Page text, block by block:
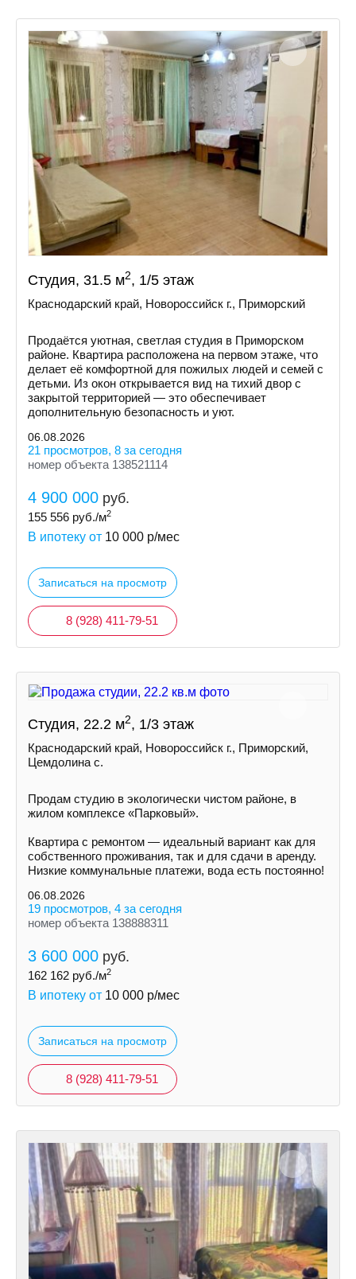
Студия, 31.5 м2, 1/5 этаж
Краснодарский край, Новороссийск г., Приморский
Продаётся уютная, светлая студия в Приморском
районе. Квартира расположена на первом этаже, что
делает её комфортной для пожилых людей и семей с
детьми. Из окон открывается вид на тихий двор с
закрытой территорией — это обеспечивает
дополнительную безопасность и уют.
06.08.2026
21 просмотров, 8 за сегодня
номер объекта 138521114
4 900 000 руб.
155 556 руб./м2
В ипотеку от 10 000 р/мес
Записаться на просмотр
8 (928) 411-79-51
Студия, 22.2 м2, 1/3 этаж
Краснодарский край, Новороссийск г., Приморский,
Цемдолина с.
Продам студию в экологически чистом районе, в
жилом комплексе «Парковый».
Квартира с ремонтом — идеальный вариант как для
собственного проживания, так и для сдачи в аренду.
Низкие коммунальные платежи, вода есть постоянно!
06.08.2026
19 просмотров, 4 за сегодня
номер объекта 138888311
3 600 000 руб.
162 162 руб./м2
В ипотеку от 10 000 р/мес
Записаться на просмотр
8 (928) 411-79-51